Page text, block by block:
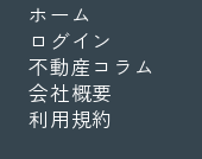
ホーム
ログイン
不動産コラム
会社概要
利用規約